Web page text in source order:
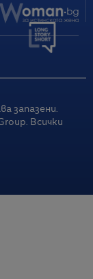
запазени.
Всички